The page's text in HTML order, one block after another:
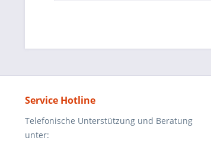
Service Hotline
Telefonische Unterstützung und Beratung
unter: